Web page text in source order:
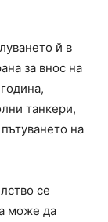
й в
за внос на
танкери,
на
се
може да